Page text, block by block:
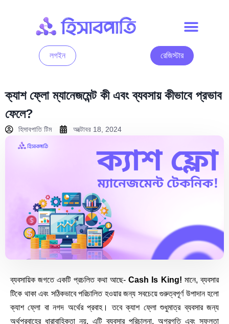
লগইন রেজিস্টার
ক্যাশ ফ্লো ম্যানেজমেন্ট কী এবং ব্যবসায় কীভাবে প্রভাব
ফেলে?
হিসাবপাতি টিম অক্টোবর 18, 2024
ব্যবসায়িক জগতে একটি প্রচলিত কথা আছে-Cash Is King! মানে, ব্যবসার
টিকে থাকা এবং সঠিকভাবে পরিচালিত হওয়ার জন্য সবচেয়ে গুরুত্বপূর্ণ উপাদান হলো
ক্যাশ ফ্লো বা নগদ অর্থের প্রবাহ। তবে ক্যাশ ফ্লো শুধুমাত্র ব্যবসার জন্য
অর্থপ্রবাহের ধারাবাহিকতা নয়, এটি ব্যবসার পরিচালনা, অগ্রগতি এবং সফলতা